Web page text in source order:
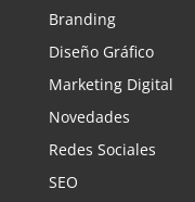
Branding
Diseño Gráfico
Marketing Digital
Novedades
Redes Sociales
SEO